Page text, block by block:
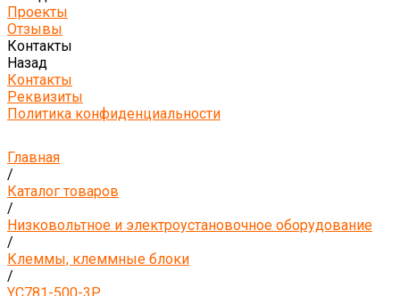
Проекты
Отзывы
Контакты
Назад
Контакты
Реквизиты
Политика конфиденциальности
Главная
/
Каталог товаров
/
Низковольтное и электроустановочное оборудование
/
Клеммы, клеммные блоки
/